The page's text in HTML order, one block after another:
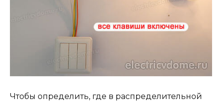
Чтобы определить, где в распределительной